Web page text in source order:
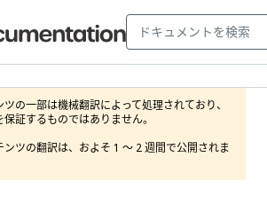
ツの一部は機械翻訳によって処理されており、
証するものではありません。
ンツの翻訳は、およそ 1 ～ 2 週間で公開されま